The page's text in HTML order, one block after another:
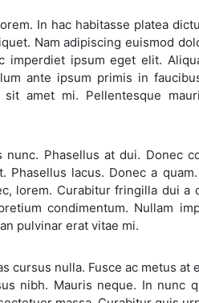
In hac habitasse platea
Nam adipiscing euismod
imperdiet ipsum eget elit.
ante ipsum primis in
amet mi. Pellentesque
Phasellus at dui. Donec
lacus. Donec a
lorem. Curabitur fringilla dui a
condimentum. Nullam
pulvinar erat vitae mi.
cursus nulla. Fusce ac metus at
nibh. Mauris neque. In nunc